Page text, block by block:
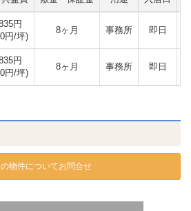
円
円/坪)
8ヶ月 事務所 即日
円
円/坪)
8ヶ月 事務所 即日
物件についてお問合せ